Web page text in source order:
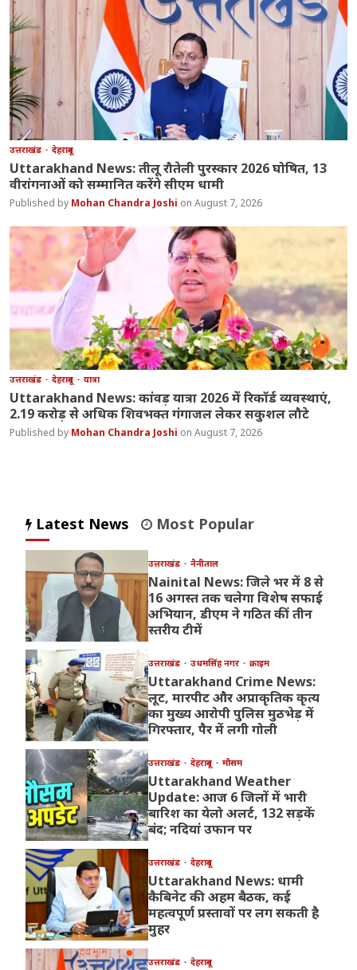
उत्तराखंड देहरादून
Uttarakhand News: तीलू रौतेली पुरस्कार 2026 घोषित, 13
वीरांगनाओं को सम्मानित करेंगे सीएम धामी
Mohan Chandra Joshi August 7, 2026
उत्तराखंड देहरादून यात्रा
Uttarakhand News: कांवड़ यात्रा 2026 में रिकॉर्ड व्यवस्थाएं,
2.19 करोड़ से अधिक शिवभक्त गंगाजल लेकर सकुशल लौटे
Mohan Chandra Joshi August 7, 2026
Latest News Most Popular
उत्तराखंड नैनीताल
Nainital News: जिले भर में 8 से
16 अगस्त तक चलेगा विशेष सफाई
अभियान, डीएम ने गठित कीं तीन
स्तरीय टीमें
उत्तराखंड उधमसिंह नगर क्राइम
Uttarakhand Crime News:
लूट, मारपीट और अप्राकृतिक कृत्य
का मुख्य आरोपी पुलिस मुठभेड़ में
गिरफ्तार, पैर में लगी गोली
उत्तराखंड देहरादून मौसम
Uttarakhand Weather
Update: आज 6 जिलों में भारी
बारिश का येलो अलर्ट, 132 सड़कें
बंद; नदियां उफान पर
उत्तराखंड देहरादून
Uttarakhand News: धामी
कैबिनेट की अहम बैठक, कई
महत्वपूर्ण प्रस्तावों पर लग सकती है
मुहर
उत्तराखंड देहरादून